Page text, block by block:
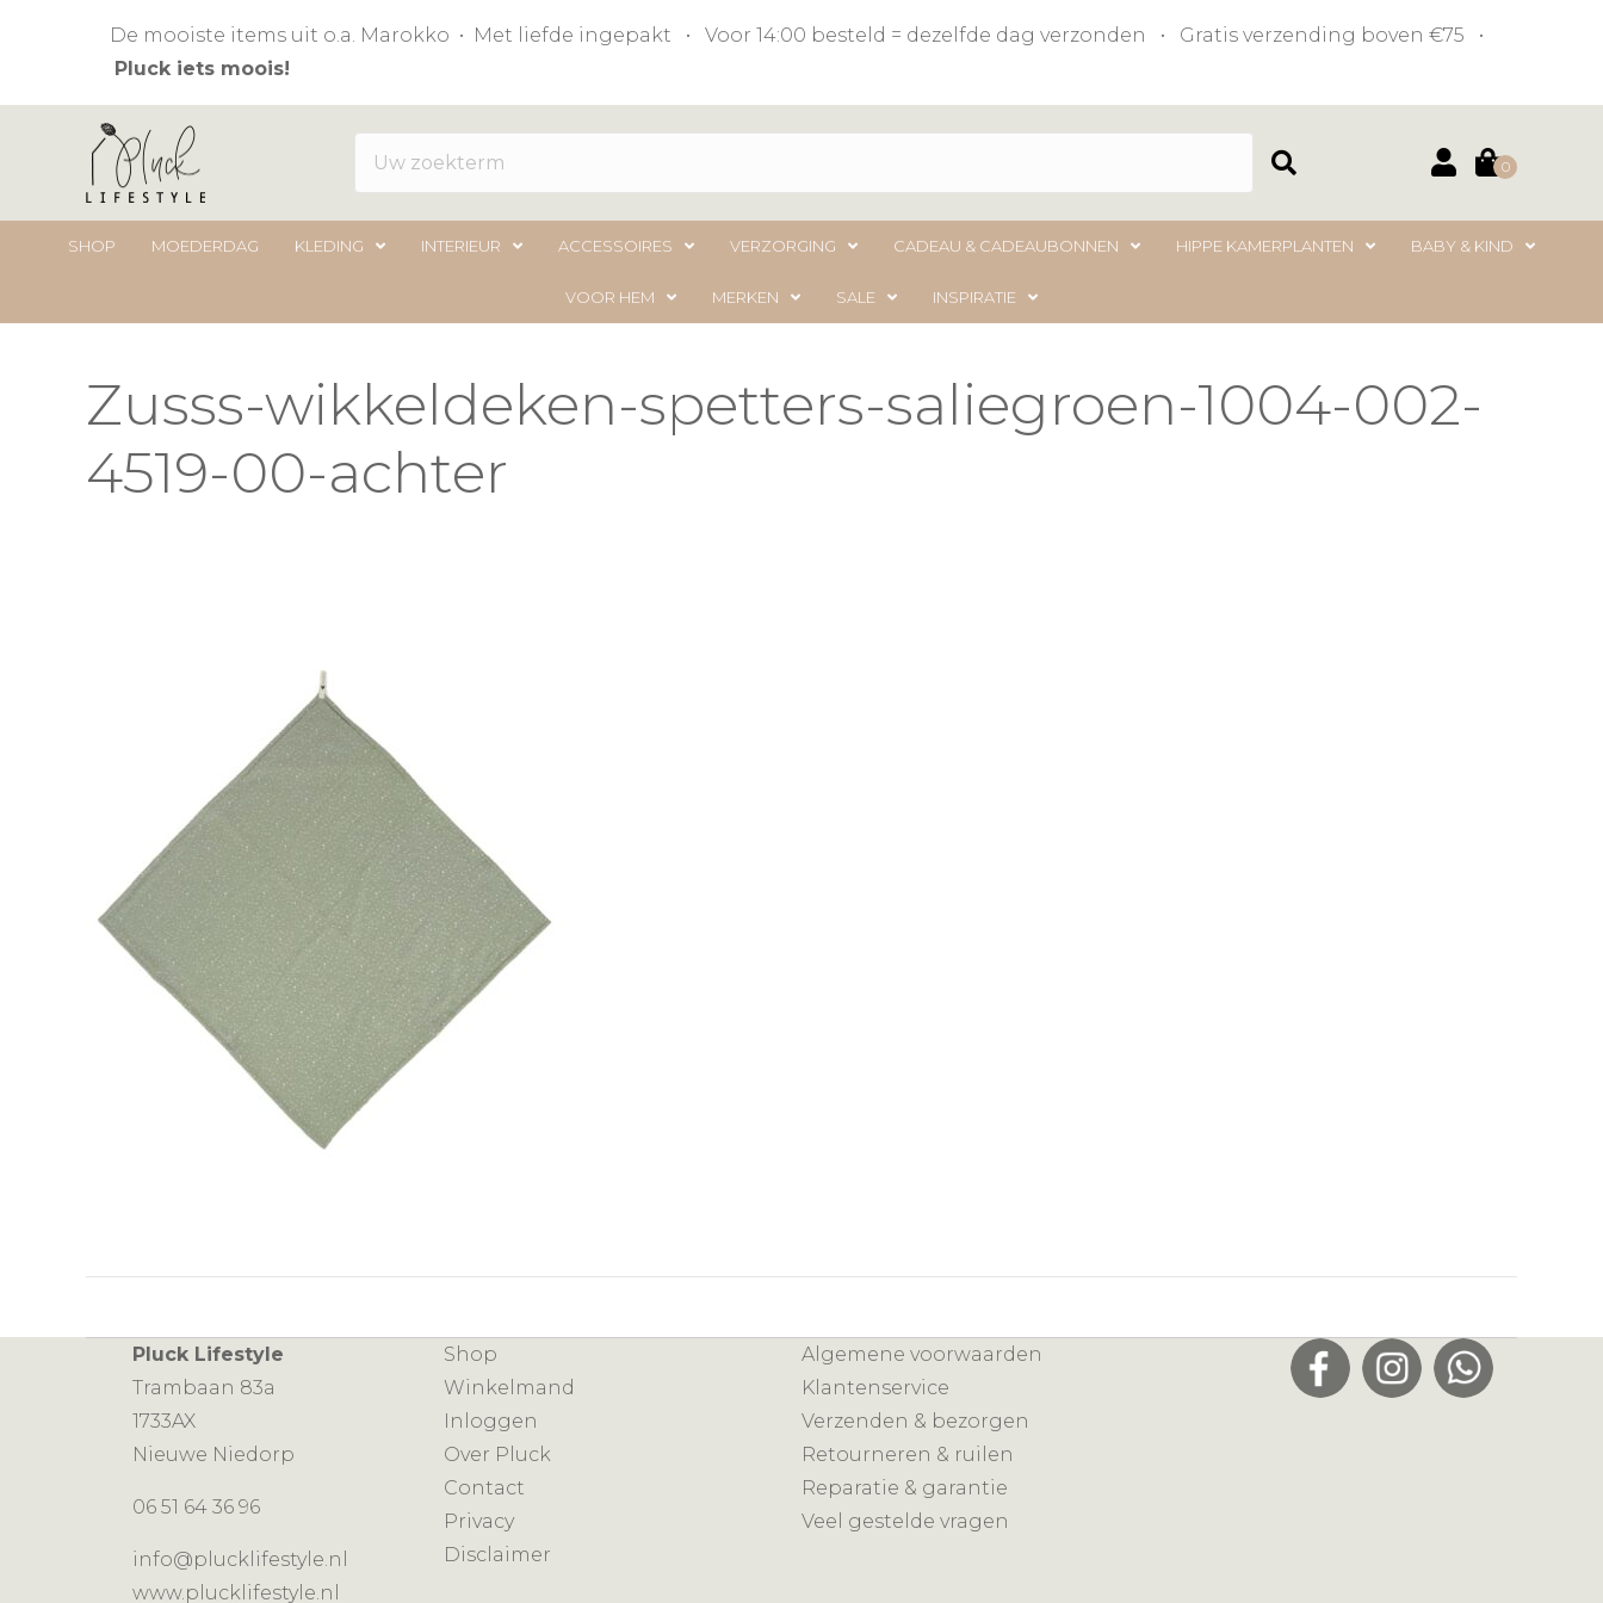
De mooiste items uit o.a. Marokko • Met liefde ingepakt • Voor 14:00 besteld = dezelfde dag verzonden • Gratis verzending boven €75 •
Pluck iets moois!
0
SHOP MOEDERDAG KLEDING INTERIEUR ACCESSOIRES VERZORGING CADEAU & CADEAUBONNEN HIPPE KAMERPLANTEN BABY & KIND
VOOR HEM MERKEN SALE INSPIRATIE
Zusss-wikkeldeken-spetters-saliegroen-1004-002-
4519-00-achter
Pluck Lifestyle
Trambaan 83a
1733AX
Nieuwe Niedorp
06 51 64 36 96
info@plucklifestyle.nl
www.plucklifestyle.nl
Shop
Winkelmand
Inloggen
Over Pluck
Contact
Privacy
Disclaimer
Algemene voorwaarden
Klantenservice
Verzenden & bezorgen
Retourneren & ruilen
Reparatie & garantie
Veel gestelde vragen